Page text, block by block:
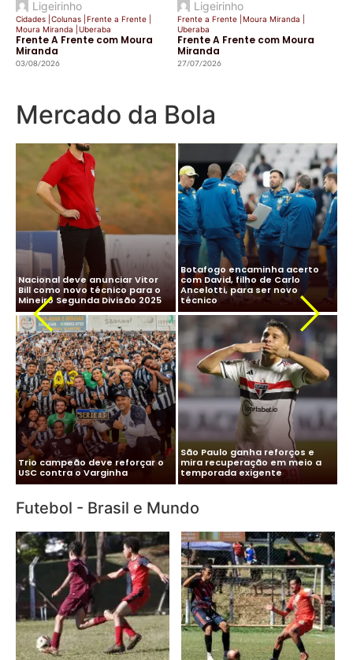
Ligeirinho
Cidades Colunas Frente a Frente
Moura Miranda
Uberaba
Frente A Frente com Moura
Miranda
03/08/2026
Ligeirinho
Frente a Frente Moura Miranda
Uberaba
Frente A Frente com Moura
Miranda
27/07/2026
Mercado da Bola
CBF desiste de Ancelotti:
salário milionário na Arábia e
impasse com Real Madrid
travam negociação
Ancelotti diz “sim” à Seleção
Brasileira e CBF finaliza
detalhes para oficializar
acordo
Cléber Xavier é o novo técnico
do Santos
Vitor Roque chega ao Brasil e
Palmeiras monta esquema
para evitar exposição
Futebol - Brasil e Mundo